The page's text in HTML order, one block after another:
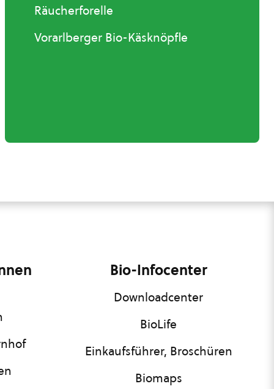
Räucherforelle
Vorarlberger Bio-Käsknöpfle
Bio-Infocenter
Downloadcenter
BioLife
Einkaufsführer, Broschüren
Biomaps